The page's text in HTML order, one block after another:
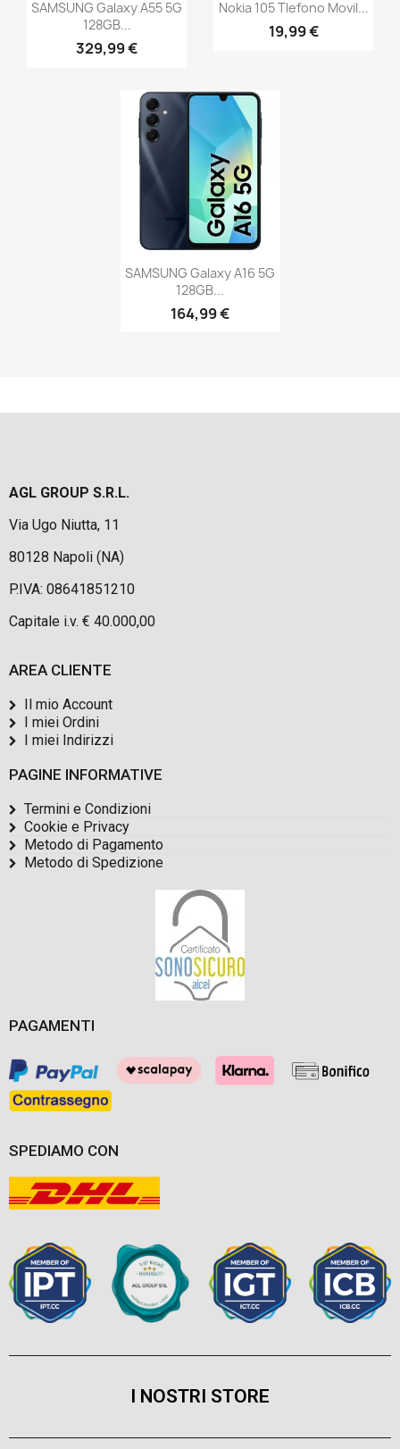
SAMSUNG Galaxy A55 5G
128GB...
329,99 €
Nokia 105 Tlefono Movil...
19,99 €
SAMSUNG Galaxy A16 5G
128GB...
164,99 €
AGL GROUP S.R.L.
Via Ugo Niutta, 11
80128 Napoli (NA)
P.IVA: 08641851210
Capitale i.v. € 40.000,00
AREA CLIENTE
Il mio Account
I miei Ordini
I miei Indirizzi
PAGINE INFORMATIVE
Termini e Condizioni
Cookie e Privacy
Metodo di Pagamento
Metodo di Spedizione
PAGAMENTI
SPEDIAMO CON
I NOSTRI STORE